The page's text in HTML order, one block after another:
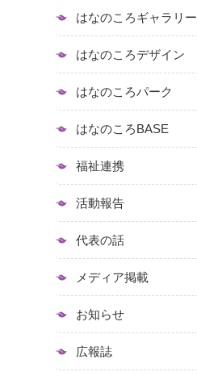
はなのころギャラリー
はなのころデザイン
はなのころパーク
はなのころBASE
福祉連携
活動報告
代表の話
メディア掲載
お知らせ
広報誌